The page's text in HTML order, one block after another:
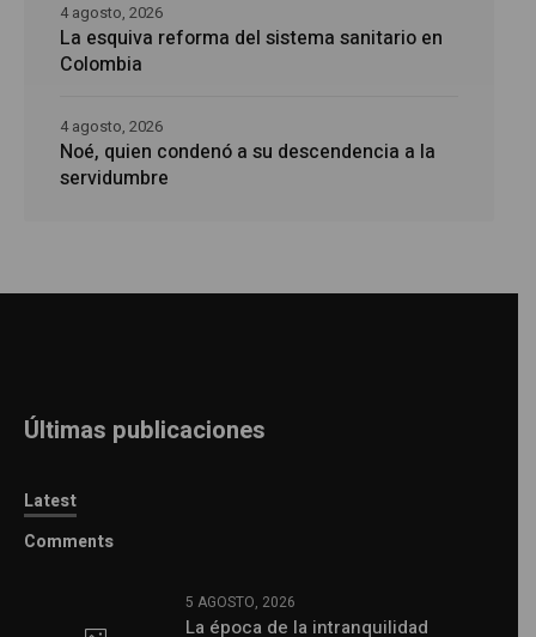
La esquiva reforma del sistema sanitario en
Colombia
4 agosto, 2026
Noé, quien condenó a su descendencia a la
servidumbre
4 agosto, 2026
Últimas publicaciones
Latest
Comments
5 AGOSTO, 2026
La época de la intranquilidad